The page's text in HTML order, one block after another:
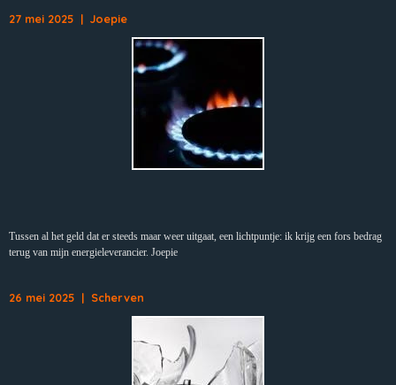
27 mei 2025 | Joepie
Tussen al het geld dat er steeds maar weer uitgaat, een lichtpuntje: ik krijg een fors bedrag
terug van mijn energieleverancier. Joepie
26 mei 2025 | Scherven